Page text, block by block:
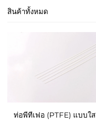
สินค้าทั้งหมด
ท่อพีทีเฟอ (PTFE) แบบใส